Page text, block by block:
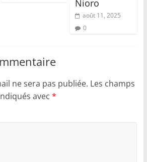
Nioro
août 11, 2025
0
ne sera pas publiée. Les champs
avec *